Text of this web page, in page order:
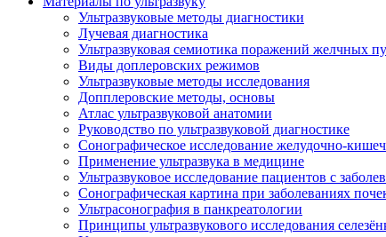
Ультразвуковые методы диагностики
Лучевая диагностика
Ультразвуковая семиотика поражений желчных
Виды доплеровских режимов
Ультразвуковые методы исследования
Допплеровские методы, основы
Атлас ультразвуковой анатомии
Руководство по ультразвуковой диагностике
Сонографическое исследование желудочно-
Применение ультразвука в медицине
Ультразвуковое исследование пациентов с
Сонографическая картина при заболеваниях
Ультрасонография в панкреатологии
Принципы ультразвукового исследования